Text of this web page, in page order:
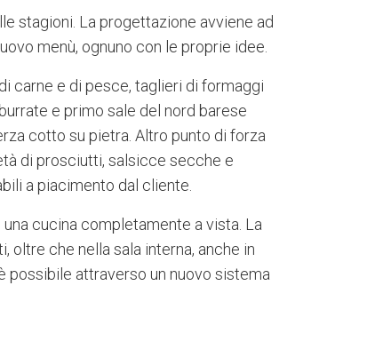
stagioni. La progettazione avviene ad
menù, ognuno con le proprie idee.
carne e di pesce, taglieri di formaggi
e primo sale del nord barese
cotto su pietra. Altro punto di forza
di prosciutti, salsicce secche e
a piacimento dal cliente.
cucina completamente a vista. La
che nella sala interna, anche in
possibile attraverso un nuovo sistema